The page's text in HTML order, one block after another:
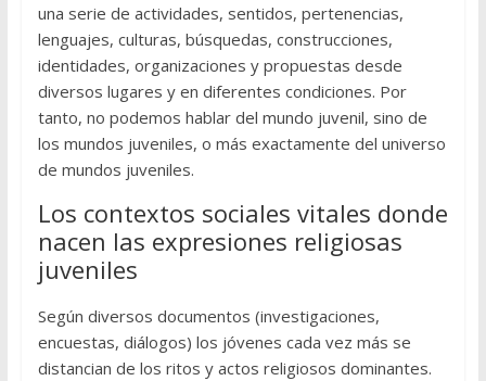
una serie de actividades, sentidos, pertenencias,
lenguajes, culturas, búsquedas, construcciones,
identidades, organizaciones y propuestas desde
diversos lugares y en diferentes condiciones. Por
tanto, no podemos hablar del mundo juvenil, sino de
los mundos juveniles, o más exactamente del universo
de mundos juveniles.
Los contextos sociales vitales donde
nacen las expresiones religiosas
juveniles
Según diversos documentos (investigaciones,
encuestas, diálogos) los jóvenes cada vez más se
distancian de los ritos y actos religiosos dominantes.